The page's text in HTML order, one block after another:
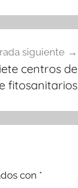
siguiente
centros de
fitosanitarios
con *